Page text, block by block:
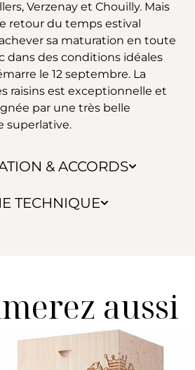
& ACCORDS
TECHNIQUE
Verzenay et Chouilly. Mais
retour du temps estival
sa maturation en toute
dans des conditions idéales
le 12 septembre. La
raisins est exceptionnelle et
par une très belle
superlative.
aussi